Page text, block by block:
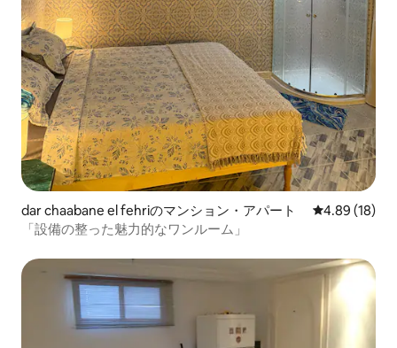
dar chaabane el fehriのマンション・アパート レビュー18
4.89 (18)
「設備の整った魅力的なワンルーム」